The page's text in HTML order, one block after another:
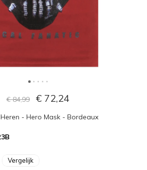
€ 84,99 € 72,24
- Hero Mask - Bordeaux
Vergelijk